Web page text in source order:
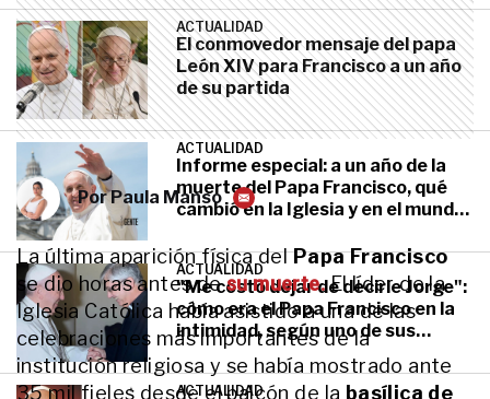
PorPaula Manso
La última aparición física delPapa Francisco
se dio horas antes desu muerte.El líder de la
Iglesia Católica había asistido a una de las
celebraciones más importantes de la
institución religiosa y se había mostrado ante
35 mil fieles desde el balcón de la basílica de
ACTUALIDAD
El conmovedor mensaje del papa
León XIV para Francisco a un año
de su partida
ACTUALIDAD
Informe especial: a un año de la
muerte del Papa Francisco, qué
cambió en la Iglesia y en el mundo
ACTUALIDAD
"Me costó dejar de decirle Jorge":
cómo era el Papa Francisco en la
intimidad, según uno de sus
amigos más cercanos
ACTUALIDAD